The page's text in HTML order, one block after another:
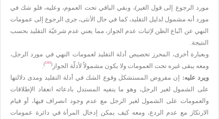
مورد الرجوع إلى قول الغير)، وبقي الباقي تحت العموم، وعليه، فلو شك في
مورد أنه مشمول لدليل التقليد، كما في حال الأنثى، جرى الرجوع إلى عمومات
النهي عن اتّباع الظن لإثبات عدم الجواز، مما يعني عدم شرعيّة التقليد بحسب
النتيجة.
وبعبارة أخرى، المحرز تخصيص أدلة التقليد لعمومات النهي في مورد الرجل،
ومعه يبقى غيره تحت العمومات ولا يكون مشمولاً لأدلّة الجواز (
[38]
)
ويرد عليه:
إن مفروض المستشكل وقوع الشك في أدلة التقليد ومدى دلالتها
على الشمول لغير الرجل، وهو ما ينفيه المستدل بادعائه انعقاد الإطلاقات
والعمومات على الشمول لغير الرجل مع عدم وجود انصراف فيها، أو قيام
الارتكاز مع عدم الردع، ومعه كيف يمكن إدخال المرأة في دائرة عمومات